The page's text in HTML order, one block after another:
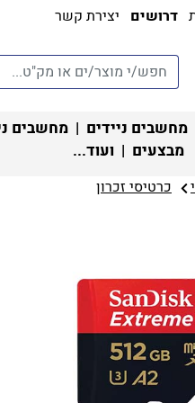
דרושים יצירת קשר
מחשבים ניידים | מחשבים
מבצעים | ועוד...
כרטיסי זכרון‏